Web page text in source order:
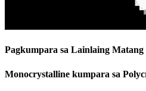
Pagkumpara sa Lainlaing Matang
Monocrystalline kumpara sa